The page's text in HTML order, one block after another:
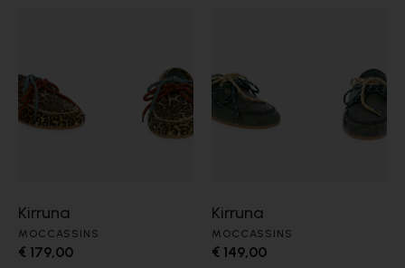
Kirruna
MOCCASSINS
€ 179,00
Kirruna
MOCCASSINS
€ 149,00